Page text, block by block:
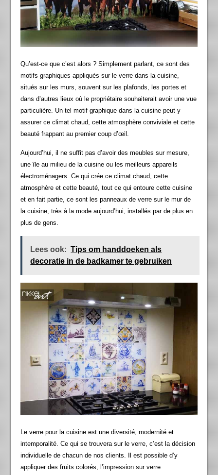
Qu’est-ce que c’est alors ? Simplement parlant, ce sont des
motifs graphiques appliqués sur le verre dans la cuisine,
situés sur les murs, souvent sur les plafonds, les portes et
dans d’autres lieux où le propriétaire souhaiterait avoir une vue
particulière. Un tel motif graphique dans la cuisine peut y
assurer ce climat chaud, cette atmosphère conviviale et cette
beauté frappant au premier coup d’œil.
Aujourd’hui, il ne suffit pas d’avoir des meubles sur mesure,
une île au milieu de la cuisine ou les meilleurs appareils
électroménagers. Ce qui crée ce climat chaud, cette
atmosphère et cette beauté, tout ce qui entoure cette cuisine
et en fait partie, ce sont les panneaux de verre sur le mur de
la cuisine, très à la mode aujourd’hui, installés par de plus en
plus de gens.
Lees ook: Tips om handdoeken als
decoratie in de badkamer te gebruiken
Le verre pour la cuisine est une diversité, modernité et
intemporalité. Ce qui se trouvera sur le verre, c’est la décision
individuelle de chacun de nos clients. Il est possible d’y
appliquer des fruits colorés, l’impression sur verre